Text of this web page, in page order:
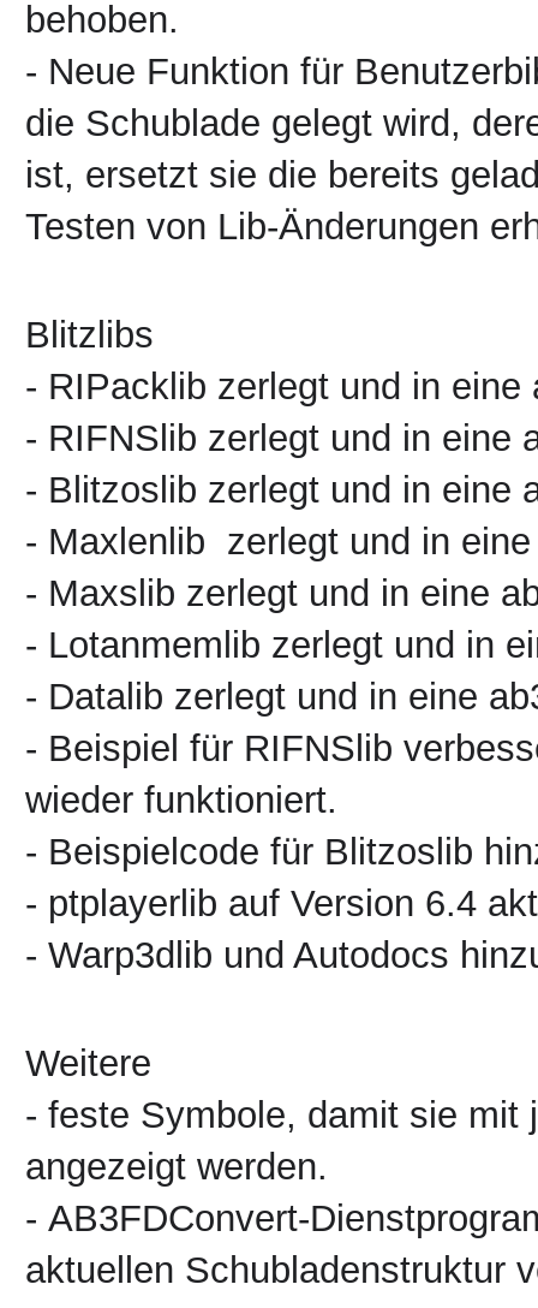
behoben.
- Neue Funktion für
die Schublade gelegt wird,
ist, ersetzt sie die bereits
Testen von Lib-Änderungen
Blitzlibs
- RIPacklib zerlegt und in
- RIFNSlib zerlegt und in eine
- Blitzoslib zerlegt und in eine
- Maxlenlib zerlegt und in
- Maxslib zerlegt und in eine
- Lotanmemlib zerlegt und in
- Datalib zerlegt und in eine
- Beispiel für RIFNSlib
wieder funktioniert.
- Beispielcode für Blitzoslib
- ptplayerlib auf Version 6.4
- Warp3dlib und Autodocs
Weitere
- feste Symbole, damit sie mit
angezeigt werden.
- AB3FDConvert-
aktuellen Schubladenstruktur